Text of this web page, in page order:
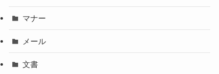
マナー
メール
文書